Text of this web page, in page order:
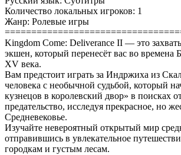
Количество локальных игроков: 1
Жанр: Ролевые игры
Kingdom Come: Deliverance II — это
экшен, который перенесёт вас во времена
XV века.
Вам предстоит играть за Индржиха из
человека с необычной судьбой, который
кузнецов в королевский двор» в поисках
предательство, исследуя прекрасное, но
Средневековье.
Изучайте невероятный открытый мир
отправившись в увлекательное
городкам и густым лесам.